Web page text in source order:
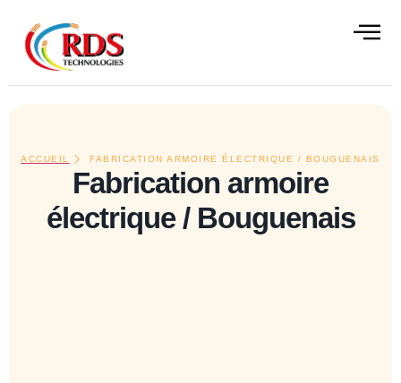
principal
ACCUEIL FABRICATION ARMOIRE ÉLECTRIQUE / BOUGUENAIS
Fabrication armoire
électrique / Bouguenais